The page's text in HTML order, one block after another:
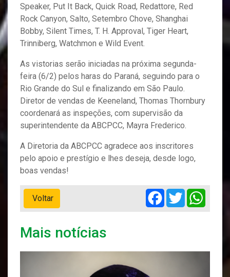
Speaker, Put It Back, Quick Road, Redattore, Red
Rock Canyon, Salto, Setembro Chove, Shanghai
Bobby, Silent Times, T. H. Approval, Tiger Heart,
Trinniberg, Watchmon e Wild Event.
As vistorias serão iniciadas na próxima segunda-
feira (6/2) pelos haras do Paraná, seguindo para o
Rio Grande do Sul e finalizando em São Paulo.
Diretor de vendas de Keeneland, Thomas Thornbury
coordenará as inspeções, com supervisão da
superintendente da ABCPCC, Mayra Frederico.
A Diretoria da ABCPCC agradece aos inscritores
pelo apoio e prestígio e lhes deseja, desde logo,
boas vendas!
Voltar
Facebook
Twitter
Mais notícias